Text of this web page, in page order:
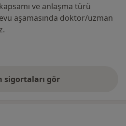
ve anlaşma türü
aşamasında doktor/uzman
sigortaları gör